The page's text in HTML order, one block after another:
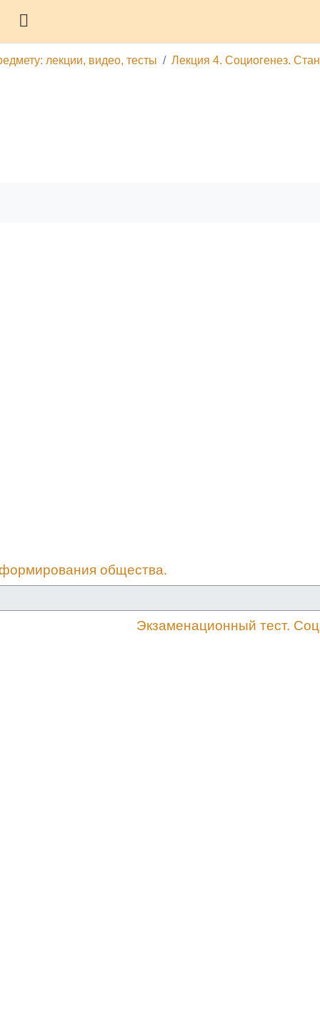
лекции, видео, тесты Лекция 4. Социогенез.
общества.
Экзаменационный тест.